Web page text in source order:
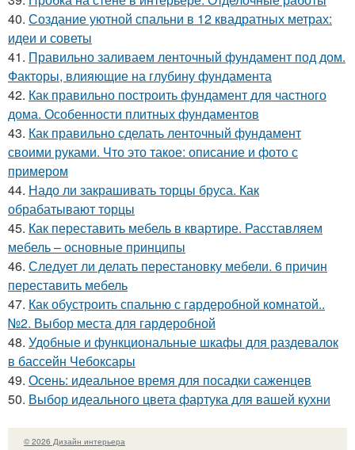
40. Создание уютной спальни в 12 квадратных метрах:
идеи и советы
41. Правильно заливаем ленточный фундамент под дом.
Факторы, влияющие на глубину фундамента
42. Как правильно построить фундамент для частного
дома. Особенности плитных фундаментов
43. Как правильно сделать ленточный фундамент
своими руками. Что это такое: описание и фото с
примером
44. Надо ли закрашивать торцы бруса. Как
обрабатывают торцы
45. Как переставить мебель в квартире. Расставляем
мебель – основные принципы
46. Следует ли делать перестановку мебели. 6 причин
переставить мебель
47. Как обустроить спальню с гардеробной комнатой..
№2. Выбор места для гардеробной
48. Удобные и функциональные шкафы для раздевалок
в бассейн Чебоксары
49. Осень: идеальное время для посадки саженцев
50. Выбор идеального цвета фартука для вашей кухни
© 2026 Дизайн интерьера